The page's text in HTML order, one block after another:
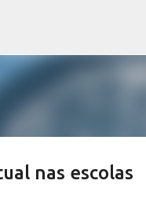
nas escolas